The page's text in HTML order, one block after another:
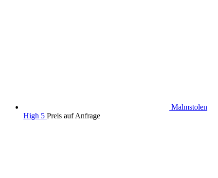
Malmstolen
High 5 Preis auf Anfrage